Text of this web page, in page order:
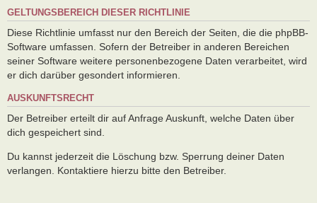
GELTUNGSBEREICH DIESER RICHTLINIE
Diese Richtlinie umfasst nur den Bereich der Seiten, die die phpBB-
Software umfassen. Sofern der Betreiber in anderen Bereichen
seiner Software weitere personenbezogene Daten verarbeitet, wird
er dich darüber gesondert informieren.
AUSKUNFTSRECHT
Der Betreiber erteilt dir auf Anfrage Auskunft, welche Daten über
dich gespeichert sind.
Du kannst jederzeit die Löschung bzw. Sperrung deiner Daten
verlangen. Kontaktiere hierzu bitte den Betreiber.